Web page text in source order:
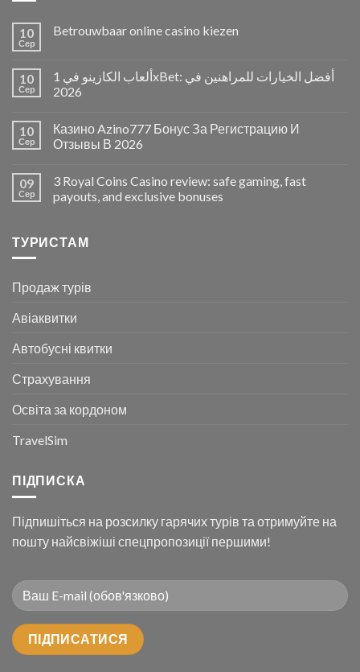
10
Сер
Betrouwbaar online casino kiezen
10
Сер
ألعاب الكازينو في 1xBet: أفضل الخيارات للمراهنين في
2026
10
Сер
Казино Azino777 Бонус За Регистрацию И
Отзывы В 2026
09
Сер
3 Royal Coins Casino review: safe gaming, fast
payouts, and exclusive bonuses
ТУРИСТАМ
Продаж турів
Авіаквитки
Автобусні квитки
Страхування
Освіта за кордоном
TravelSim
ПІДПИСКА
Підпишіться на розсилку гарячих турів та отримуйте на
пошту найсвіжіші спецпропозиції першими!